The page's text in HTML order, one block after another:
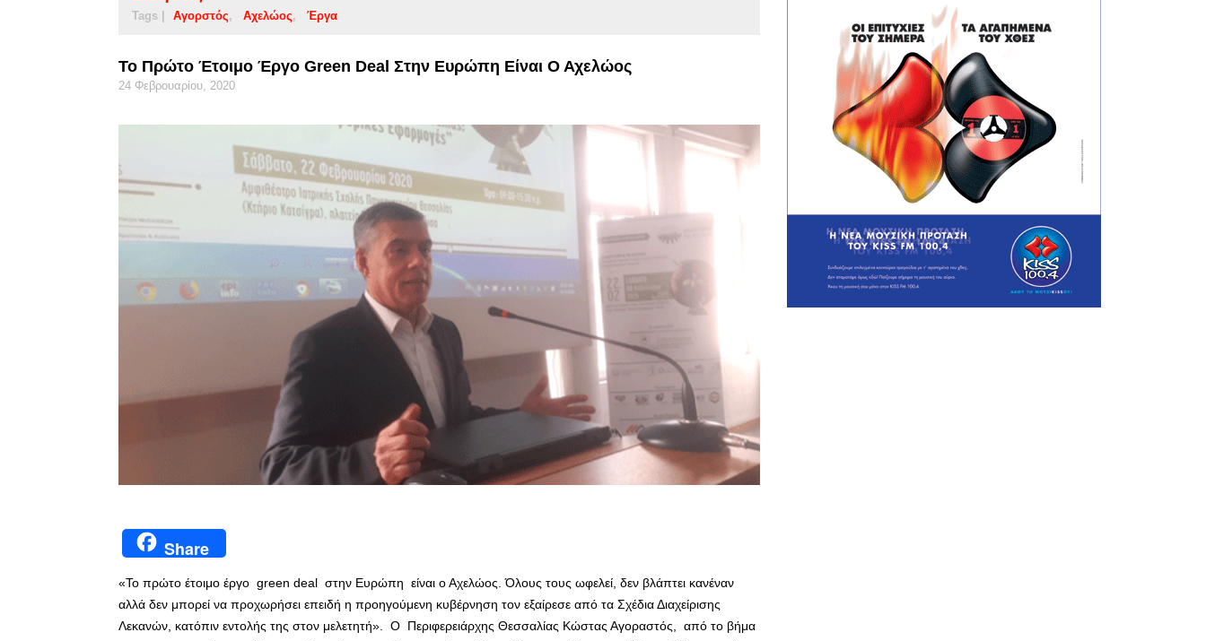
Tags | Αγορστός Αχελώος Έργα
Το Πρώτο Έτοιμο Έργο Green Deal Στην Ευρώπη Είναι Ο Αχελώος
24 Φεβρουαρίου, 2020
Share
«Το πρώτο έτοιμο έργο green deal στην Ευρώπη είναι ο Αχελώος. Όλους τους ωφελεί, δεν βλάπτει κανέναν
αλλά δεν μπορεί να προχωρήσει επειδή η προηγούμενη κυβέρνηση τον εξαίρεσε από τα Σχέδια Διαχείρισης
Λεκανών, κατόπιν εντολής της στον μελετητή». Ο Περιφερειάρχης Θεσσαλίας Κώστας Αγοραστός, από το βήμα